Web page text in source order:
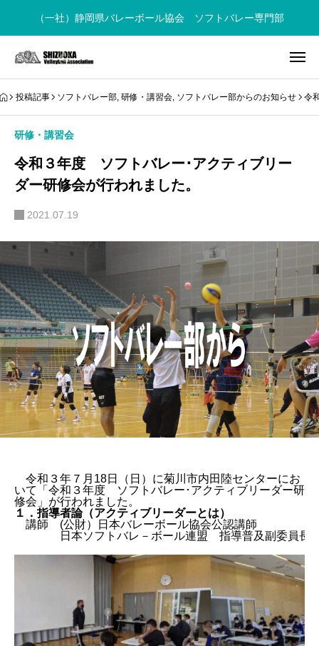
（一社）静岡県バレーボール協会 ソフトバレー専門部
投稿記事 ソフトバレー部,研修・講習会, ソフトバレー部からのお知らせ 令
研修・講習会
令和３年度 ソフトバレー･アクティブリー
ダー研修会が行われました。
2021.07.19
令和３年７月18日（日）に菊川市内田陸センターにお
いて「令和３年度 ソフトバレー･アクティブリーダー研
修会」が行われました。
１．指導者論（アクティブリーダーとは）
講師 (公財）日本バレーボール協会公認講師
日本ソフトバレ－ボール連盟 指導普及副委員長